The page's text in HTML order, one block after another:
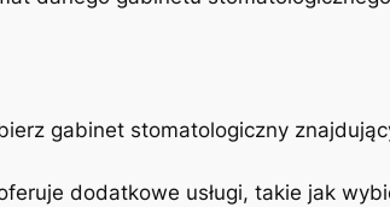
gabinet ​stomatologiczny
dodatkowe usługi, takie ⁢jak